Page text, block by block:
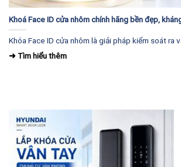
Khoá Face ID cửa nhôm chính hãng bền đẹp,
Khóa Face ID cửa nhôm là giải pháp kiểm soát ra